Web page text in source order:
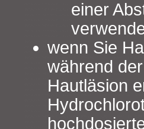
einer
wenn Sie
während
Hautläsion